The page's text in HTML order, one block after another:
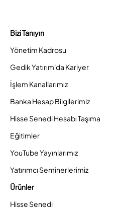
Bizi Tanıyın
Yönetim Kadrosu
Gedik Yatırım'da Kariyer
İşlem Kanallarımız
Banka Hesap Bilgilerimiz
Hisse Senedi Hesabı Taşıma
Eğitimler
YouTube Yayınlarımız
Yatırımcı Seminerlerimiz
Ürünler
Hisse Senedi